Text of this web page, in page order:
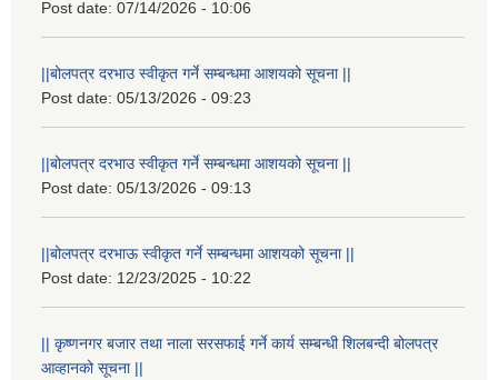
Post date: 07/14/2026 - 10:06
||बोलपत्र दरभाउ स्वीकृत गर्ने सम्बन्धमा आशयको सूचना ||
Post date: 05/13/2026 - 09:23
||बोलपत्र दरभाउ स्वीकृत गर्ने सम्बन्धमा आशयको सूचना ||
Post date: 05/13/2026 - 09:13
||बोलपत्र दरभाऊ स्वीकृत गर्ने सम्बन्धमा आशयको सूचना ||
Post date: 12/23/2025 - 10:22
|| कृष्णनगर बजार तथा नाला सरसफाई गर्ने कार्य सम्बन्धी शिलबन्दी बोलपत्र
आव्हानको सूचना ||